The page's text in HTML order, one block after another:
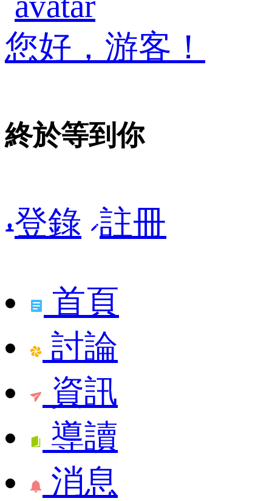
您好，游客！
終於等到你
登錄 註冊
首頁
討論
資訊
導讀
消息